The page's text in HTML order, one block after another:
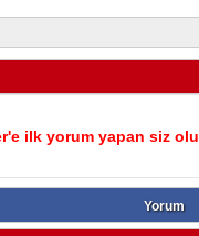
ilk yorum yapan siz
Yorum